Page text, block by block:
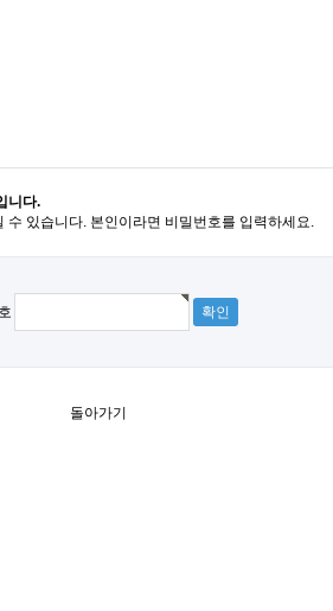
니다.
수 있습니다. 본인이라면 비밀번호를 입력하세요.
돌아가기